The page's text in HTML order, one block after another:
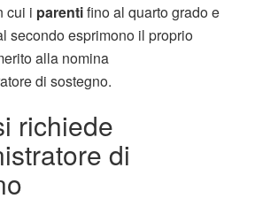
cui i parentifino al quarto grado e
secondo esprimono il proprio
alla nomina
di sostegno.
richiede
di